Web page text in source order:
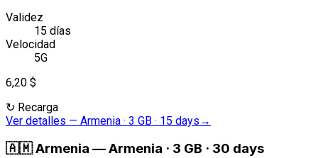
Validez
15 días
Velocidad
5G
6,20 $
↻ Recarga
Ver detalles — Armenia · 3 GB · 15 days →
🇦🇲Armenia —Armenia · 3 GB · 30 days